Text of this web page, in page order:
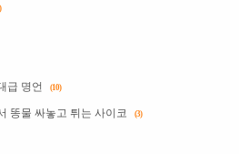
급 명언 (10)
똥물 싸놓고 튀는 사이코 (3)